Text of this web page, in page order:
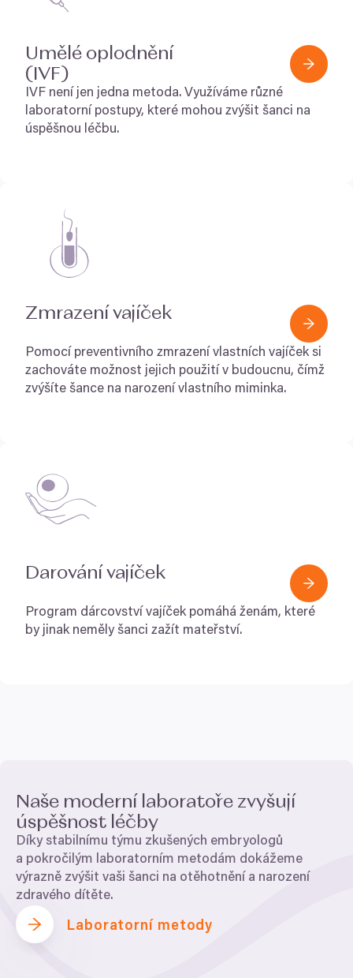
Umělé oplodnění
( IVF )
IVF není jen jedna metoda. Využíváme různé
laboratorní postupy, které mohou zvýšit šanci na
úspěšnou léčbu.
Zmrazení vajíček
Pomocí preventivního zmrazení vlastních vajíček si
zachováte možnost jejich použití v budoucnu, čímž
zvýšíte šance na narození vlastního miminka.
Darování vajíček
Program dárcovství vajíček pomáhá ženám, které
by jinak neměly šanci zažít mateřství.
Naše moderní laboratoře zvyšují
úspěšnost léčby
Díky stabilnímu týmu zkušených embryologů
a pokročilým laboratorním metodám dokážeme
výrazně zvýšit vaši šanci na otěhotnění a narození
zdravého dítěte.
Laboratorní metody